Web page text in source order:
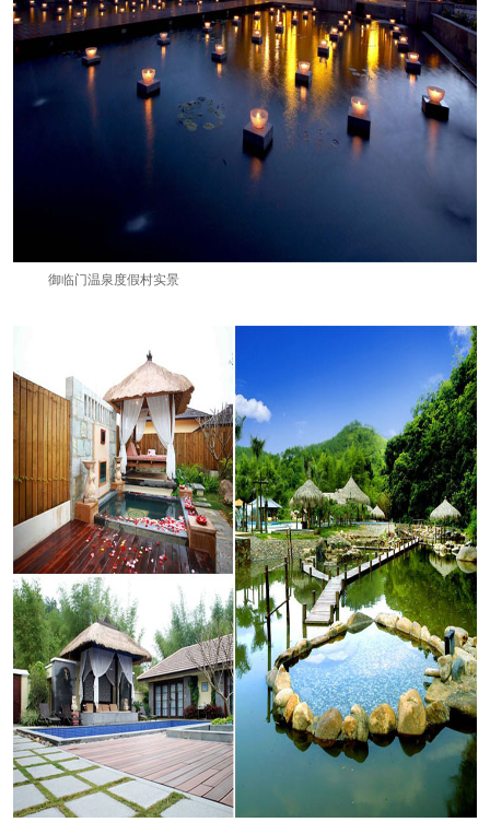
御临门温泉度假村实景